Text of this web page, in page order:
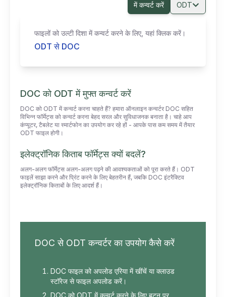
में कन्वर्ट करें ODT
फाइलों को उल्टी दिशा में कन्वर्ट करने के लिए, यहां क्लिक करें।
ODT से DOC
DOC को ODT में मुफ्त कन्वर्ट करें
DOC को ODT में कन्वर्ट करना चाहते हैं? हमारा ऑनलाइन कन्वर्टर DOC सहित
विभिन्न फॉर्मेट्स को कन्वर्ट करना बेहद सरल और सुविधाजनक बनाता है। चाहे आप
कंप्यूटर, टैबलेट या स्मार्टफोन का उपयोग कर रहे हों - आपके पास कम समय में तैयार
ODT फाइल होगी।
इलेक्ट्रॉनिक किताब फॉर्मेट्स क्यों बदलें?
अलग-अलग फॉर्मेट्स अलग-अलग पढ़ने की आवश्यकताओं को पूरा करते हैं। ODT
फाइलें साझा करने और प्रिंट करने के लिए बेहतरीन हैं, जबकि DOC इंटरैक्टिव
इलेक्ट्रॉनिक किताबों के लिए आदर्श हैं।
DOC से ODT कन्वर्टर का उपयोग कैसे करें
DOC फाइल को अपलोड एरिया में खींचें या क्लाउड
स्टॉरेज से फाइल अपलोड करें।
DOC को ODT में कन्वर्ट करने के लिए बटन पर